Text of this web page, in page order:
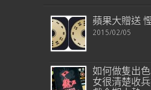
蘋果大贈送
2015/02/05
如何做隻出
女很清楚收